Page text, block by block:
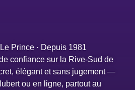
Prince · Depuis 1981
confiance sur la Rive-Sud de
élégant et sans jugement —
ou en ligne, partout au